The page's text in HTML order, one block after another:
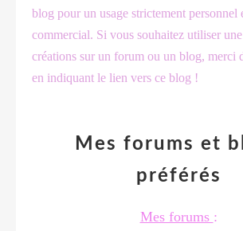
blog pour un usage strictement personnel
commercial. Si vous souhaitez utiliser
créations sur un forum ou un blog, merci
en indiquant le lien vers ce blog !
Mes forums et
préférés
Mes forums :